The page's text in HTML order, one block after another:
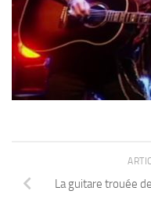
La guitare trouée